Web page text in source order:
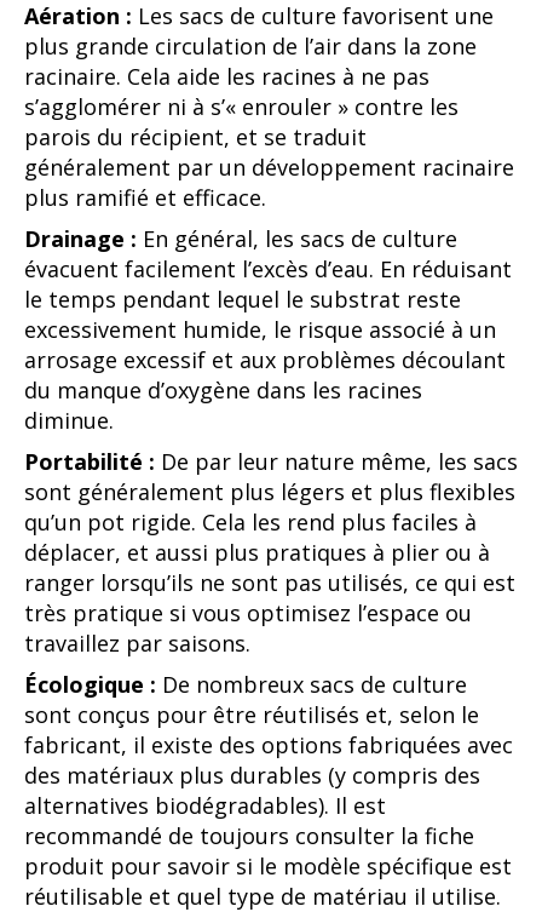
Aération : Les sacs de culture favorisent une
plus grande circulation de l’air dans la zone
racinaire. Cela aide les racines à ne pas
s’agglomérer ni à s’« enrouler » contre les
parois du récipient, et se traduit
généralement par un développement racinaire
plus ramifié et efficace.
Drainage : En général, les sacs de culture
évacuent facilement l’excès d’eau. En réduisant
le temps pendant lequel le substrat reste
excessivement humide, le risque associé à un
arrosage excessif et aux problèmes découlant
du manque d’oxygène dans les racines
diminue.
Portabilité : De par leur nature même, les sacs
sont généralement plus légers et plus flexibles
qu’un pot rigide. Cela les rend plus faciles à
déplacer, et aussi plus pratiques à plier ou à
ranger lorsqu’ils ne sont pas utilisés, ce qui est
très pratique si vous optimisez l’espace ou
travaillez par saisons.
Écologique : De nombreux sacs de culture
sont conçus pour être réutilisés et, selon le
fabricant, il existe des options fabriquées avec
des matériaux plus durables (y compris des
alternatives biodégradables). Il est
recommandé de toujours consulter la fiche
produit pour savoir si le modèle spécifique est
réutilisable et quel type de matériau il utilise.